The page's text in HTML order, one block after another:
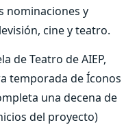
nominaciones y
cine y teatro.
de Teatro de AIEP,
temporada de Íconos
una decena de
del proyecto)